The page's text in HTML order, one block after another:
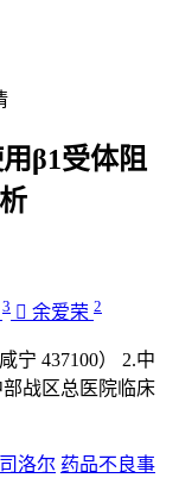
β1受体阻
3  余爱荣 2
宁 437100）
2.中
部战区总医院临床
洛尔 药品不良事